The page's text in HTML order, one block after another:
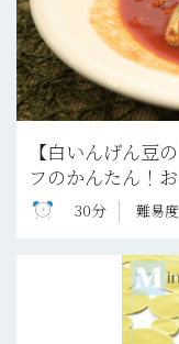
【白いんげん豆
フのかんたん！
30分 難易度